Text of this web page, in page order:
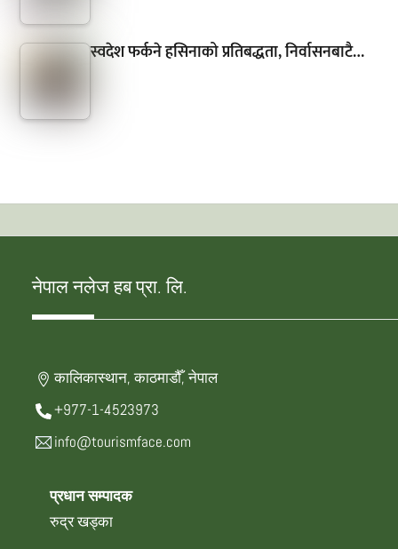
स्वदेश फर्कने हसिनाको प्रतिबद्धता, निर्वासनबाटै…
नेपाल नलेज हब प्रा. लि.
कालिकास्थान, काठमाडौँ, नेपाल
+977-1-4523973
info@tourismface.com
प्रधान सम्पादक
रुद्र खड्का